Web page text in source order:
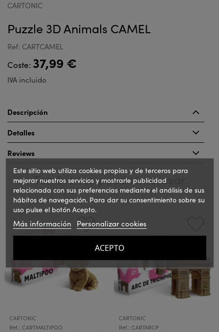
CARTONIC
Puzzle 3D Animals CAMEL
Ref: CARTCAMEL
Coste: 37,99 €
IVA incluido
Descripción
Detalles
Reviews
También te puede interesar
CARTONIC
Ref.: CARTMALTIPOO
CARTONIC
Ref.: CARTARCP
Este sitio web utiliza cookies propias y de terceros para
mejorar nuestros servicios y mostrarle publicidad
relacionada con sus preferencias mediante el análisis de sus
hábitos de navegación. Para dar su consentimiento sobre su
uso pulse el botón Acepto.
Más información Personalizar cookies
ACEPTO